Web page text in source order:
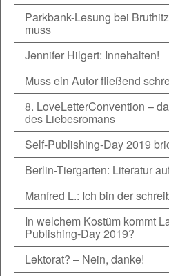
Parkbank-Lesung bei
muss
Jennifer Hilgert: Innehalten!
Muss ein Autor fließend
8. LoveLetterConvention –
des Liebesromans
Self-Publishing-Day 2019
Berlin-Tiergarten: Literatur
Manfred L.: Ich bin der
In welchem Kostüm kommt
Publishing-Day 2019?
Lektorat? – Nein, danke!